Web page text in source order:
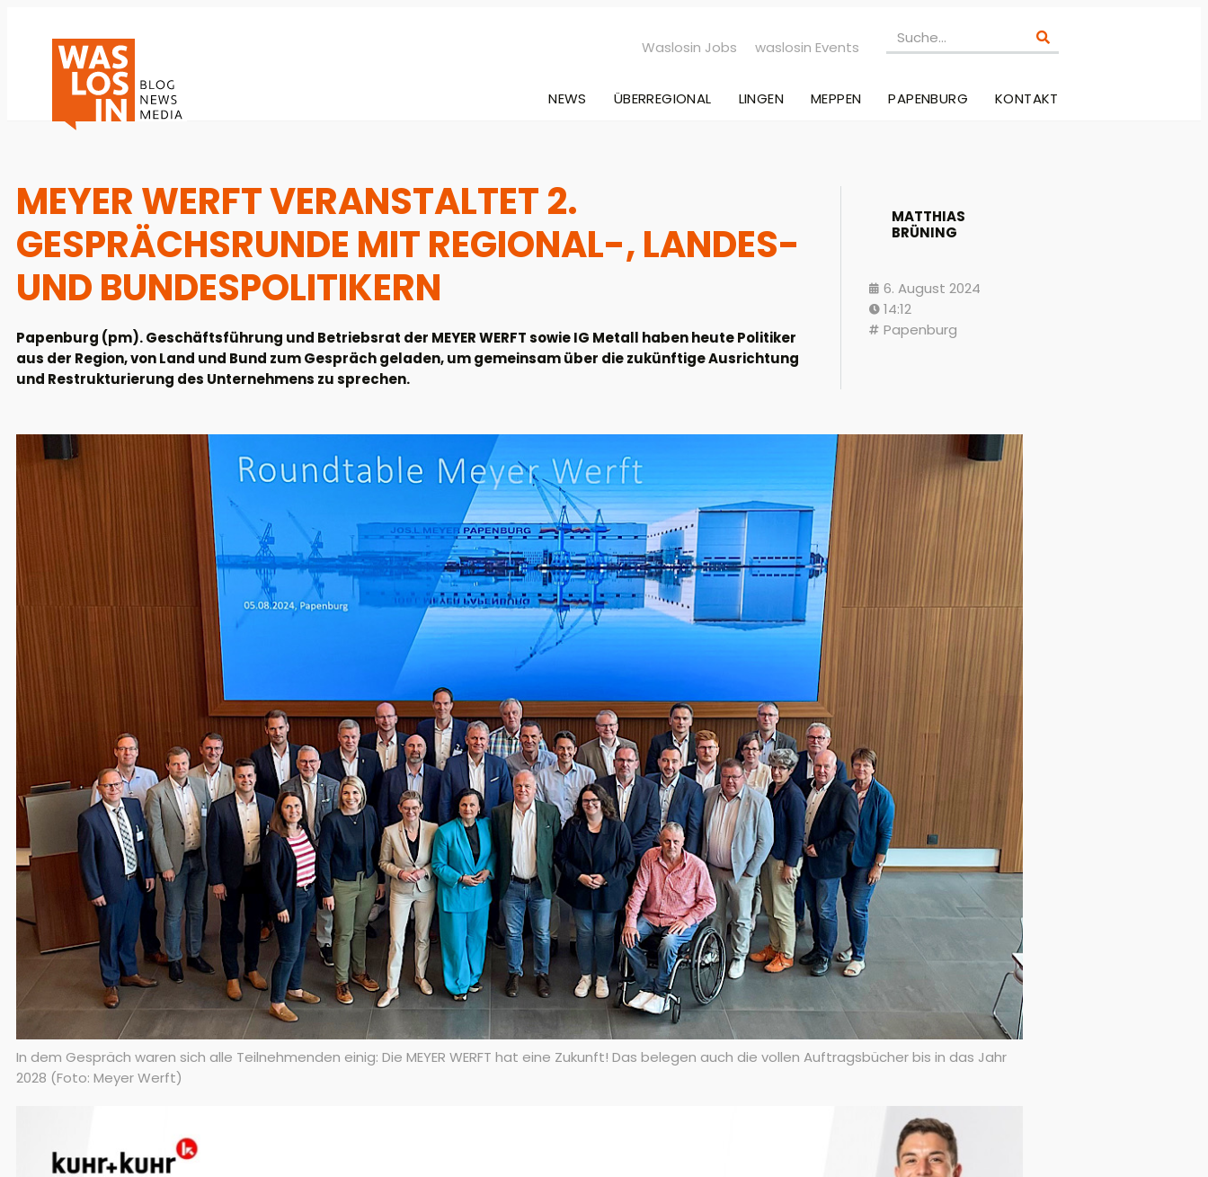
Waslosin Jobs waslosin Events
NEWS ÜBERREGIONAL LINGEN MEPPEN PAPENBURG KONTAKT
MEYER WERFT VERANSTALTET 2.
GESPRÄCHSRUNDE MIT REGIONAL-, LANDES-
UND BUNDESPOLITIKERN
Papenburg (pm). Geschäftsführung und Betriebsrat der MEYER WERFT sowie IG Metall haben heute Politiker
aus der Region, von Land und Bund zum Gespräch geladen, um gemeinsam über die zukünftige Ausrichtung
und Restrukturierung des Unternehmens zu sprechen.
MATTHIAS
BRÜNING
6. August 2024
14:12
Papenburg
In dem Gespräch waren sich alle Teilnehmenden einig: Die MEYER WERFT hat eine Zukunft! Das belegen auch die vollen Auftragsbücher bis in das Jahr
2028 (Foto: Meyer Werft)